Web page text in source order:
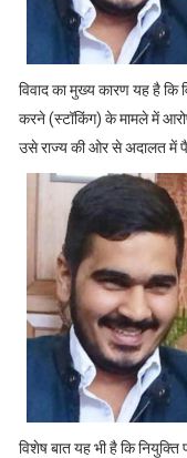
विवाद का मुख्य कारण यह है कि
करने (स्टॉकिंग) के मामले में
उसे राज्य की ओर से अदालत में
विशेष बात यह भी है कि नियुक्ति